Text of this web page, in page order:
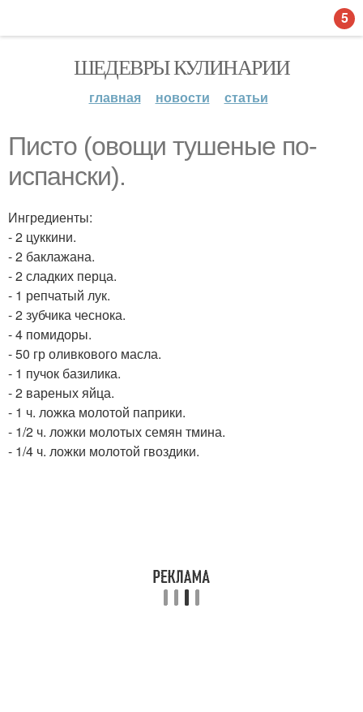
ШЕДЕВРЫ КУЛИНАРИИ
главная новости статьи
Писто (овощи тушеные по-
испански).
Ингредиенты:
- 2 цуккини.
- 2 баклажана.
- 2 сладких перца.
- 1 репчатый лук.
- 2 зубчика чеснока.
- 4 помидоры.
- 50 гр оливкового масла.
- 1 пучок базилика.
- 2 вареных яйца.
- 1 ч. ложка молотой паприки.
- 1/2 ч. ложки молотых семян тмина.
- 1/4 ч. ложки молотой гвоздики.
5